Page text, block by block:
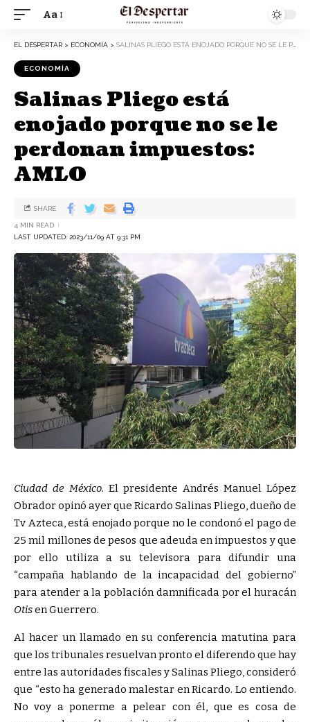
Aa
EL DESPERTAR > ECONOMÍA > SALINAS PLIEGO ESTÁ ENOJADO PORQUE NO SE LE PERDONAN IMPUESTOS: AMLO
ECONOMÍA
Salinas Pliego está
enojado porque no se le
perdonan impuestos:
AMLO
LAST UPDATED: 2023/11/09 AT 9:31 PM
4 MIN READ
SHARE
Ciudad de México. El presidente Andrés Manuel López
Obrador opinó ayer que Ricardo Salinas Pliego, dueño de
Tv Azteca, está enojado porque no le condonó el pago de
25 mil millones de pesos que adeuda en impuestos y que
por ello utiliza a su televisora para difundir una
campaña hablando de la incapacidad del gobierno
para atender a la población damnificada por el huracán
Otisen Guerrero.
Al hacer un llamado en su conferencia matutina para
que los tribunales resuelvan pronto el diferendo que hay
entre las autoridades fiscales y Salinas Pliego, consideró
que
esto ha generado malestar en Ricardo. Lo entiendo.
No voy a ponerme a pelear con él, que es cosa de